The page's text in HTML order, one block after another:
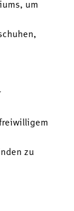
um
zu